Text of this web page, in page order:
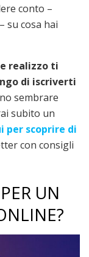
conto –
– su cosa hai
realizzo ti
di iscriverti
sembrare
subito un
per scoprire di
con consigli
UN